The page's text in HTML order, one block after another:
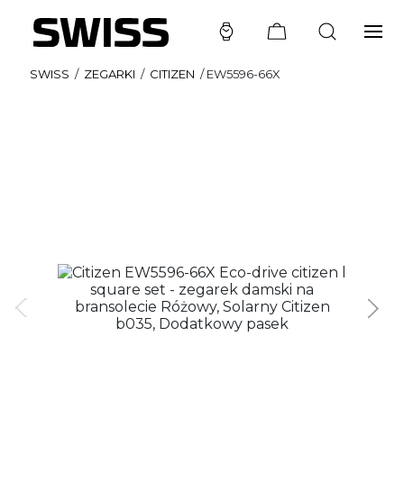
SWISS / ZEGARKI / CITIZEN /EW5596-66X